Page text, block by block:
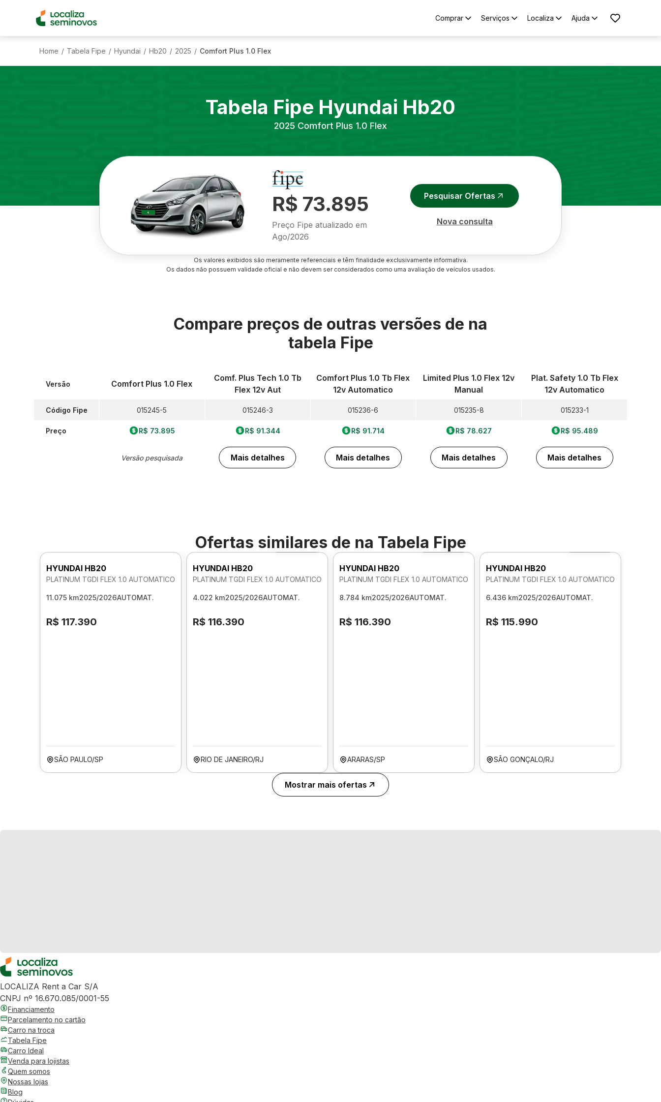
Comprar Serviços Localiza Ajuda
Home / Tabela Fipe / Hyundai / Hb20 / 2025 / Comfort Plus 1.0 Flex
Tabela Fipe Hyundai Hb20
2025 Comfort Plus 1.0 Flex
R$ 73.895
Preço Fipe atualizado em
Ago/2026
Pesquisar Ofertas
Nova consulta
Os valores exibidos são meramente referenciais e têm finalidade exclusivamente informativa.
Os dados não possuem validade oficial e não devem ser considerados como uma avaliação de veículos usados.
Compare preços de outras versões de na
tabela Fipe
Versão
Código Fipe
Preço
Comfort Plus 1.0 Flex
015245-5
R$ 73.895
Versão pesquisada
Comf. Plus Tech 1.0 Tb
Flex 12v Aut
015246-3
R$ 91.344
Mais detalhes
Comfort Plus 1.0 Tb Flex
12v Automatico
015236-6
R$ 91.714
Mais detalhes
Limited Plus 1.0 Flex 12v
Manual
015235-8
R$ 78.627
Mais detalhes
Plat. Safety 1.0 Tb Flex
12v Automatico
015233-1
R$ 95.489
Mais detalhes
Ofertas similares de na Tabela Fipe
HYUNDAI HB20
PLATINUM TGDI FLEX 1.0 AUTOMATICO
11.075 km2025/2026AUTOMAT.
R$ 117.390
SÃO PAULO/SP
Foto 360º
HYUNDAI HB20
PLATINUM TGDI FLEX 1.0 AUTOMATICO
4.022 km2025/2026AUTOMAT.
R$ 116.390
RIO DE JANEIRO/RJ
Foto 360º
HYUNDAI HB20
PLATINUM TGDI FLEX 1.0 AUTOMATICO
8.784 km2025/2026AUTOMAT.
R$ 116.390
ARARAS/SP
HYUNDAI HB20
PLATINUM TGDI FLEX 1.0 AUTOMATICO
6.436 km2025/2026AUTOMAT.
R$ 115.990
SÃO GONÇALO/RJ
Mostrar mais ofertas
LOCALIZA Rent a Car S/A
CNPJ nº 16.670.085/0001-55
Financiamento
Parcelamento no cartão
Carro na troca
Tabela Fipe
Carro Ideal
Venda para lojistas
Quem somos
Nossas lojas
Blog